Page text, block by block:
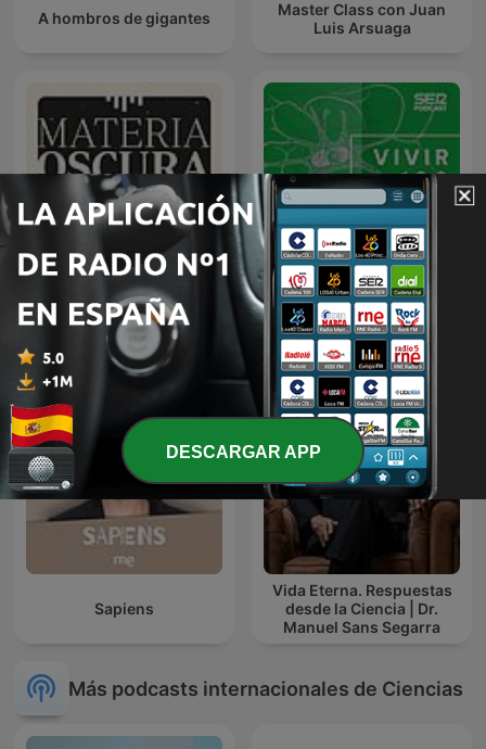
A hombros de gigantes
Master Class con Juan
Luis Arsuaga
Materia Oscura Vivir 100 años
Sapiens
Vida Eterna. Respuestas
desde la Ciencia | Dr.
Manuel Sans Segarra
Más podcasts internacionales de Ciencias
DESCARGAR APP